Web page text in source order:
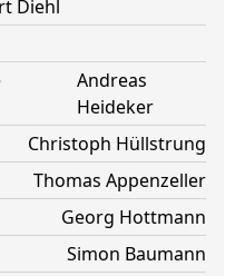
Diehl
Andreas
Heideker
Christoph Hüllstrung
Thomas Appenzeller
Georg Hottmann
Simon Baumann